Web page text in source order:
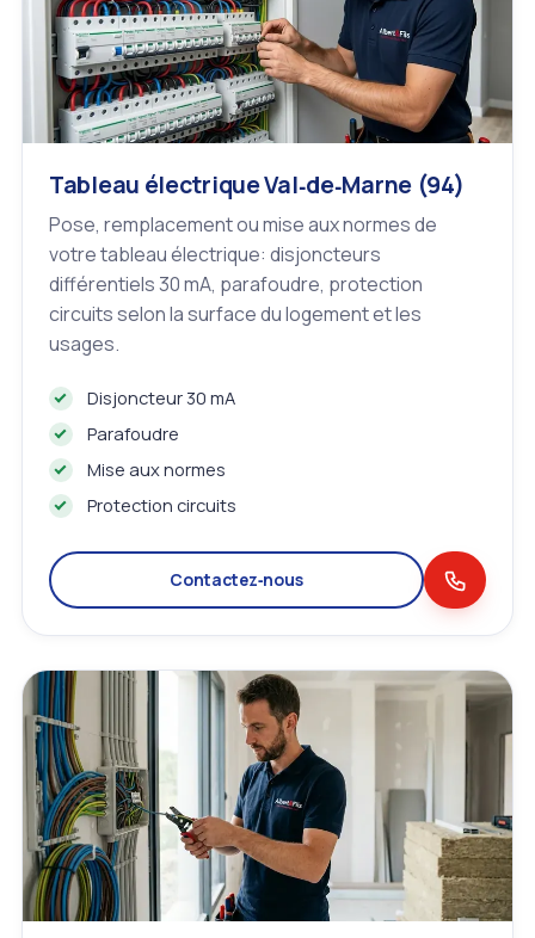
Tableau électrique Val‑de‑Marne (94)
Pose, remplacement ou mise aux normes de
votre tableau électrique: disjoncteurs
différentiels 30 mA, parafoudre, protection
circuits selon la surface du logement et les
usages.
Disjoncteur 30 mA
Parafoudre
Mise aux normes
Protection circuits
Contactez‑nous